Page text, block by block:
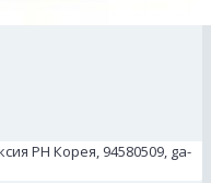
РН Корея, 94580509, ga-